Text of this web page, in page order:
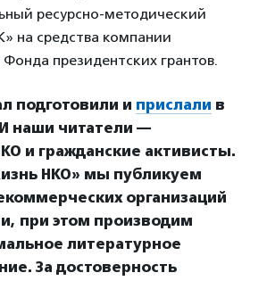
ресурсно-методический
на средства компании
Фонда президентских грантов.
подготовили и прислали в
наши читатели —
и гражданские активисты.
НКО» мы публикуем
организаций
при этом производим
литературное
За достоверность